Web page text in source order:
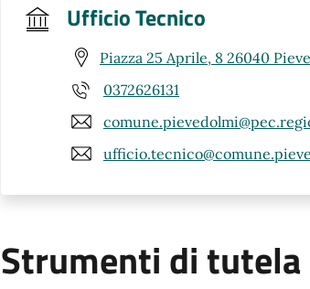
Ufficio Tecnico
Piazza 25 Aprile, 8 26040
0372626131
Strumenti di tutela